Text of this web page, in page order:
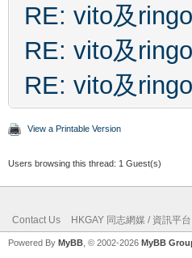
RE: vito及
RE: vito及
RE: vito及
View a Printable Version
Users browsing this thread: 1 Guest(s)
Contact Us HKGAY 同志網媒 / 資訊平台
Powered By MyBB , © 2002-2026 MyBB